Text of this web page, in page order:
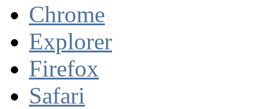
Chrome
Explorer
Firefox
Safari